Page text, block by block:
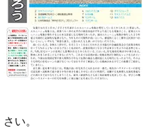
さい。